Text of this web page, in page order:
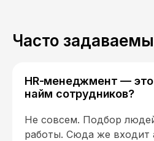
Часто
HR-менеджмент — это
найм сотрудников?
Не совсем. Подбор
работы. Сюда же входит